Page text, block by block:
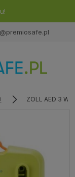
ZOLL AED 3 W